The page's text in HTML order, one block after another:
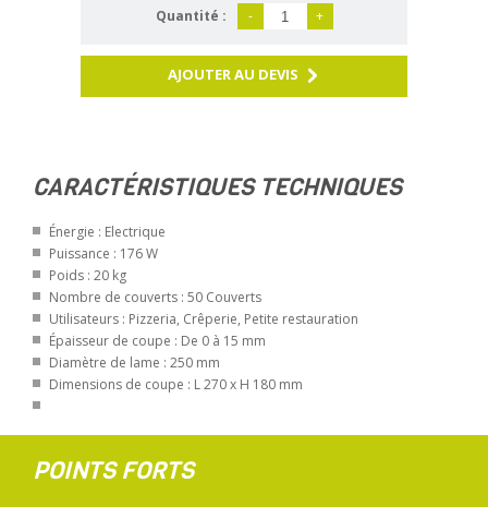
Quantité : - +
AJOUTER AU DEVIS
CARACTÉRISTIQUES TECHNIQUES
Énergie : Electrique
Puissance : 176 W
Poids : 20 kg
Nombre de couverts : 50 Couverts
Utilisateurs : Pizzeria, Crêperie, Petite restauration
Épaisseur de coupe : De 0 à 15 mm
Diamètre de lame : 250 mm
Dimensions de coupe : L 270 x H 180 mm
POINTS FORTS